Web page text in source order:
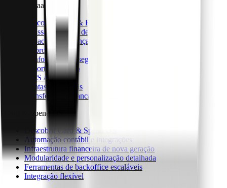
CaaS & BaaS
Descobrir CaaS & BaaS
Emissão e gestão de cartões
Capacidades avançadas de dados
IU pronto a usar
Conformidade e segurança
Suporte dedicado
CaaS API
Contas comerciais
Transferências bancárias globais
Card & Spend OS
Descobrir Card & Spend OS
Automação contábil e integrações
Infraestrutura financeira de nova geração
Modularidade e personalização detalhada
Ferramentas de backoffice escaláveis
Integração flexível